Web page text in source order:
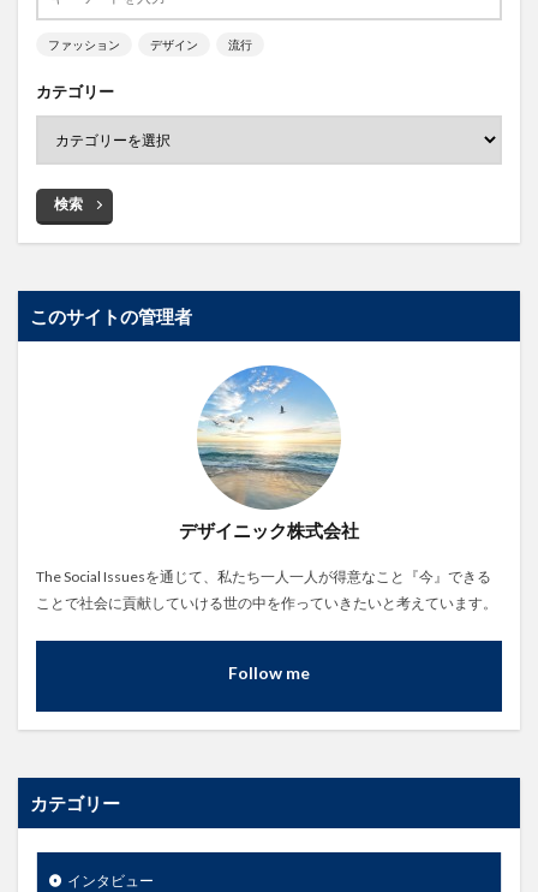
ファッション デザイン 流行
カテゴリー
検索
このサイトの管理者
デザイニック株式会社
The Social Issuesを通じて、私たち一人一人が得意なこと『今』できる
ことで社会に貢献していける世の中を作っていきたいと考えています。
Follow me
カテゴリー
インタビュー